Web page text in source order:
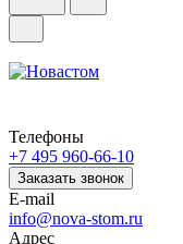
Телефоны
+7 495 960-66-10
Заказать звонок
E-mail
info@nova-stom.ru
Адрес